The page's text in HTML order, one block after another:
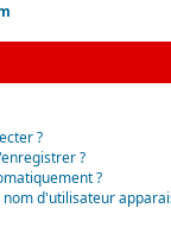
?
?
?
d'utilisateur